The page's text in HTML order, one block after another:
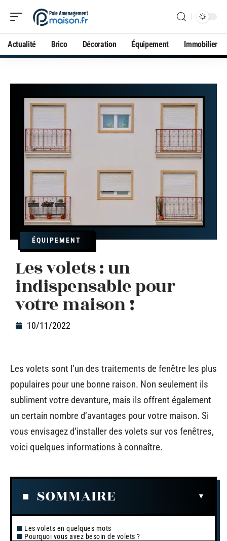
Actualité Brico Décoration Équipement Immobilier
ÉQUIPEMENT
Les volets : un
indispensable pour
votre maison !
10/11/2022
Les volets sont l’un des traitements de fenêtre les plus
populaires pour une bonne raison. Non seulement ils
subliment votre devanture, mais ils offrent également
un certain nombre d’avantages pour votre maison. Si
vous envisagez d’installer des volets sur vos fenêtres,
voici quelques informations à connaître.
SOMMAIRE
Les volets en quelques mots
Pourquoi vous avez besoin de volets ?